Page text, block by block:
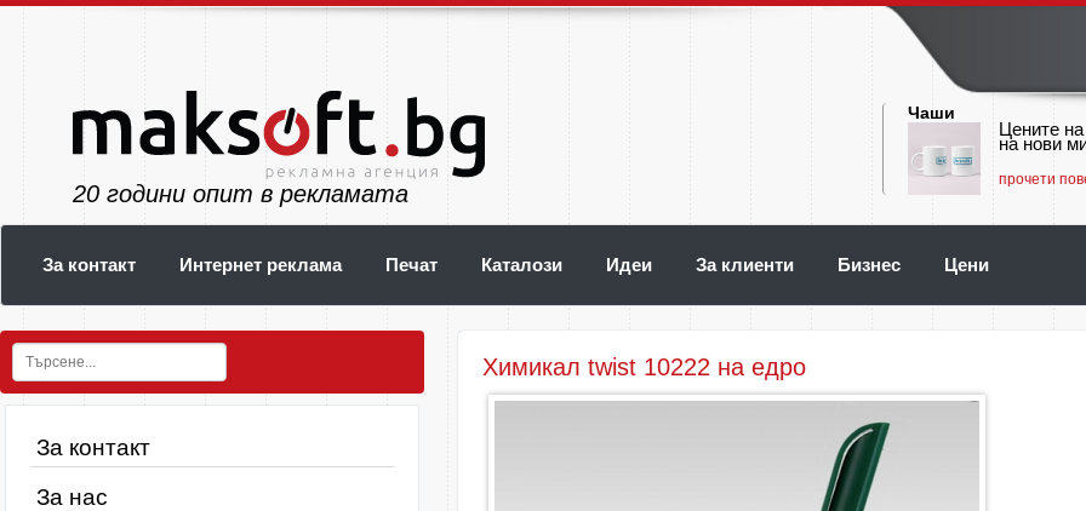
24 години опит в рекламата
Чаши
Цените
на нови
прочети
За контакт Интернет реклама Печат Каталози Идеи За клиенти Бизнес Цени
За контакт
За нас
Химикал twist 10222 на едро